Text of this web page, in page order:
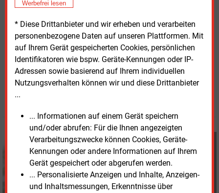
Werbefrei lesen
* Diese Drittanbieter und wir erheben und verarbeiten
personenbezogene Daten auf unseren Plattformen. Mit
auf Ihrem Gerät gespeicherten Cookies, persönlichen
Identifikatoren wie bspw. Geräte-Kennungen oder IP-
Adressen sowie basierend auf Ihrem individuellen
Nutzungsverhalten können wir und diese Drittanbieter
...
... Informationen auf einem Gerät speichern
und/oder abrufen: Für die Ihnen angezeigten
Verarbeitungszwecke können Cookies, Geräte-
Kennungen oder andere Informationen auf Ihrem
Gerät gespeichert oder abgerufen werden.
... Personalisierte Anzeigen und Inhalte, Anzeigen-
und Inhaltsmessungen, Erkenntnisse über
Zusammenarbeit auf weitere Länder und Projekte. Ob
und wann einzelne Turbinen abgerufen werden,
hängt laut Unternehmen vom Fortschritt der
jeweiligen Vorhaben ab.
Dienstag, 20.01.2026, 11:38 Uhr
Davina Spohn
© 2026 Energie & Management GmbH
Davina Spohn
+49 (0) 8152 9311 18
d.spohn@energie-und-
management.de